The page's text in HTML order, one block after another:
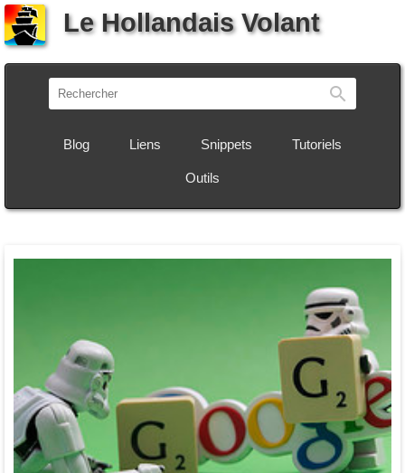
Le Hollandais Volant
Blog Liens Snippets Tutoriels
Outils